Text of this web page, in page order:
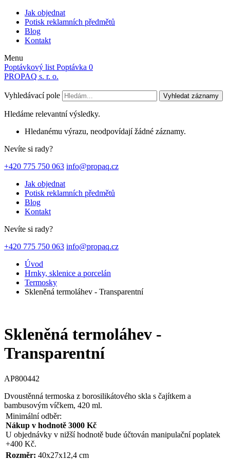
Jak objednat
Potisk reklamních předmětů
Blog
Kontakt
Menu
Poptávkový list Poptávka 0
PROPAQ s. r. o.
Vyhledávací pole Vyhledat záznamy
Hledáme relevantní výsledky.
Hledanému výrazu, neodpovídají žádné záznamy.
Nevíte si rady?
+420 775 750 063 info@propaq.cz
Jak objednat
Potisk reklamních předmětů
Blog
Kontakt
Nevíte si rady?
+420 775 750 063 info@propaq.cz
Úvod
Hrnky, sklenice a porcelán
Termosky
Skleněná termoláhev - Transparentní
Skleněná termoláhev -
Transparentní
AP800442
Dvoustěnná termoska z borosilikátového skla s čajítkem a
bambusovým víčkem, 420 ml.
Minimální odběr:
Nákup v hodnotě 3000 Kč
U objednávky v nižší hodnotě bude účtován manipulační poplatek
+400 Kč.
Rozměr: 40x27x12,4 cm